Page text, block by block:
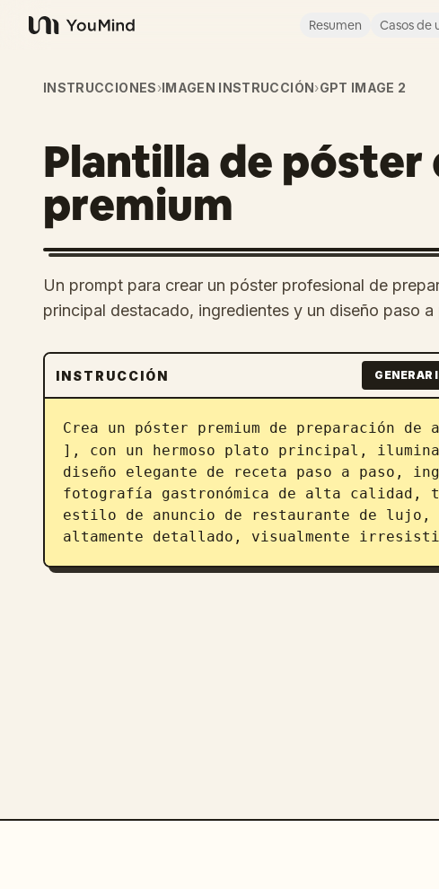
YouMind
Resumen Casos de
INSTRUCCIONES›IMAGEN INSTRUCCIÓN›GPT IMAGE 2
Plantilla de póster
premium
Un prompt para crear un póster profesional de
principal destacado, ingredientes y un diseño paso a
INSTRUCCIÓN GENERAR
Crea un póster premium de preparación de
], con un hermoso plato principal,
diseño elegante de receta paso a paso,
fotografía gastronómica de alta calidad,
estilo de anuncio de restaurante de
altamente detallado, visualmente